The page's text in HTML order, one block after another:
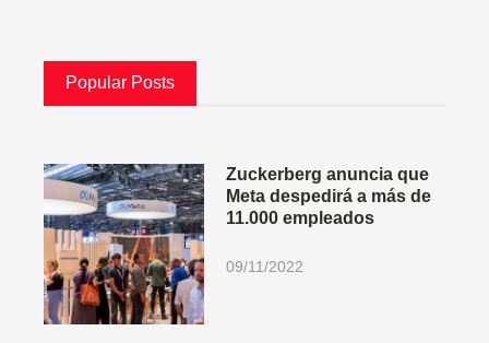
Popular Posts
Zuckerberg anuncia que
Meta despedirá a más de
11.000 empleados
09/11/2022